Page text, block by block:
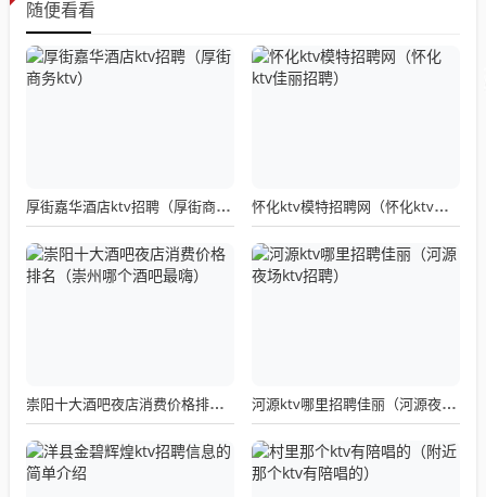
随便看看
厚街嘉华酒店ktv招聘（厚街商务ktv） 怀化ktv模特招聘网（怀化ktv佳丽招聘）
崇阳十大酒吧夜店消费价格排名（崇州哪个酒吧最嗨） 河源ktv哪里招聘佳丽（河源夜场ktv招聘）